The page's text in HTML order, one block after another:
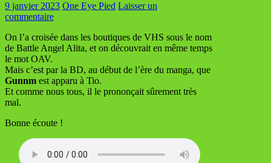
9 janvier 2023 One Eye Pied Laisser un
commentaire
On l’a croisée dans les boutiques de VHS sous le nom
de Battle Angel Alita, et on découvrait en même temps
le mot OAV.
Mais c’est par la BD, au début de l’ère du manga, que
Gunnm est apparu à Tio.
Et comme nous tous, il le prononçait sûrement très
mal.
Bonne écoute !